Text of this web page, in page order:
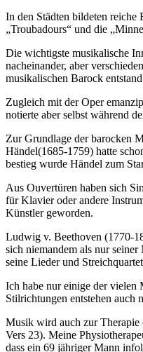
In den Städten bildeten reiche
„Troubadours“ und die
Die wichtigste musikalische
nacheinander, aber
musikalischen Barock
Zugleich mit der Oper
notierte aber selbst während
Zur Grundlage der barocken
Händel(1685-1759) hatte
bestieg wurde Händel zum
Aus Ouvertüren haben sich
für Klavier oder andere
Künstler geworden.
Ludwig v. Beethoven (1770-
sich niemandem als nur
seine Lieder und
Ich habe nur einige der vielen
Stilrichtungen entstehen auch
Musik wird auch zur Therapie
Vers 23). Meine
dass ein 69 jähriger Mann